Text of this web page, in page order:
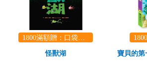
1800滿額贈：口袋玩具一份（隨機出貨） (summer read)
怪獸湖 寶貝的